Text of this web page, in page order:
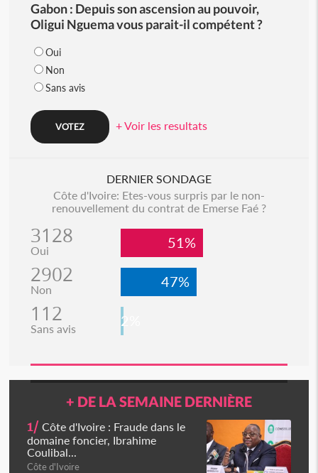
Gabon : Depuis son ascension au pouvoir,
Oligui Nguema vous parait-il compétent ?
Oui
Non
Sans avis
+ Voir les resultats
DERNIER SONDAGE
Côte d'Ivoire: Etes-vous surpris par le non-
renouvellement du contrat de Emerse Faé ?
3128
Oui 51%
2902
Non 47%
112
Sans avis 2%
+ DE LA SEMAINE DERNIÈRE
1/ Côte d'Ivoire : Fraude dans le
domaine foncier, Ibrahime
Coulibal...
Côte d'Ivoire